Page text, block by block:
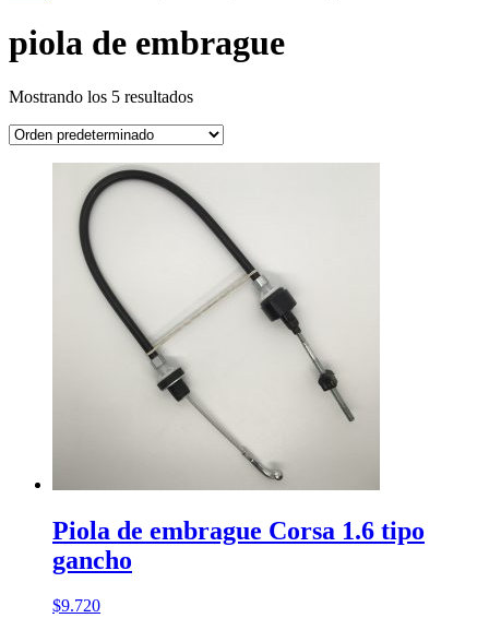
piola de embrague
Mostrando los 5 resultados
Piola de embrague Corsa 1.6 tipo
gancho
$9.720